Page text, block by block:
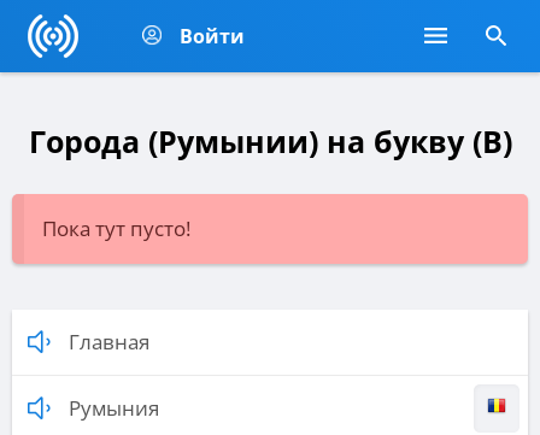
Войти
Города (Румынии) на букву (B)
Пока тут пусто!
Главная
Румыния